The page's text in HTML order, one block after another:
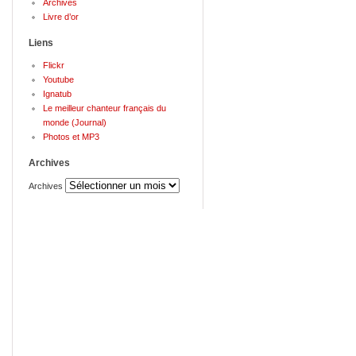
Archives
Livre d’or
Liens
Flickr
Youtube
Ignatub
Le meilleur chanteur français du
monde (Journal)
Photos et MP3
Archives
Archives